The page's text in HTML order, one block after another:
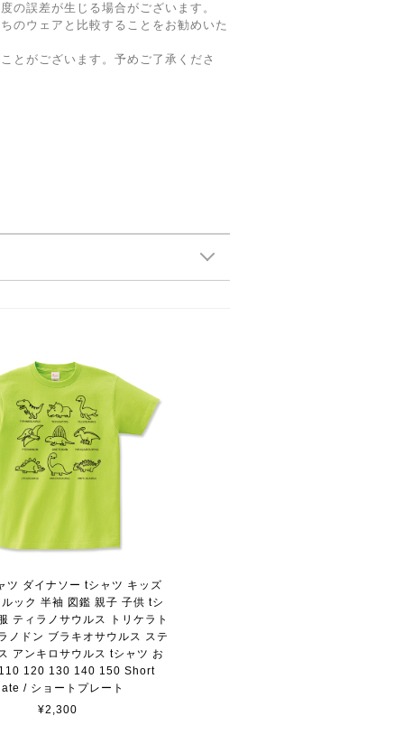
の誤差が生じる場合がございます。
のウェアと比較することをお勧めいた
とがございます。予めご了承くださ
ツ ダイナソー tシャツ キッズ
ック 半袖 図鑑 親子 子供 tシ
ティラノサウルス トリケラト
ノドン ブラキオサウルス ステ
アンキロサウルス tシャツ お
120 130 140 150 Short
/ ショートプレート
¥2,300